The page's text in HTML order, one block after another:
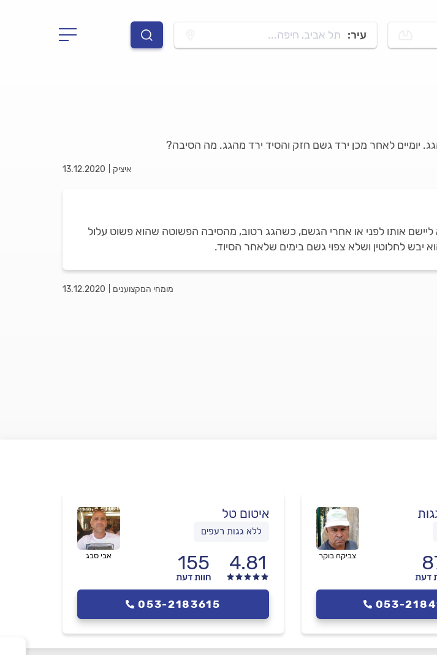
עיר: תל אביב, חיפה...
יומיים לאחר מכן ירד גשם חזק והסיד ירד מהגג. מה הסיבה?
איציק 13.12.2020
אותו לפני או אחרי הגשם, כשהגג רטוב, מהסיבה הפשוטה שהוא פשוט עלול
יבש לחלוטין ושלא צפוי גשם בימים שלאחר הסיוד.
מומחי המקצוענים 13.12.2020
דעת
צביקה בוקר
053-
איטום טל
ללא גגות רעפים
4.81
155
חוות דעת
אבי סבג
053-2183615